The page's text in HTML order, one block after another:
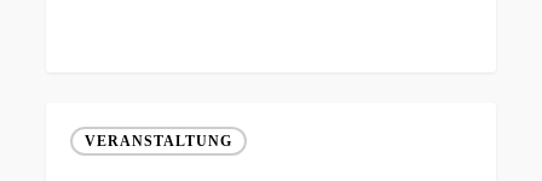
After
VERANSTALTUNG